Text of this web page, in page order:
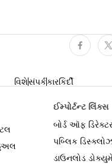
વિશેસંપર્કકારકિર્દી
ઈમ્પોર્ટન્ટ લિંક્સ
બોર્ડ ઑફ
પબ્લિક
ડાઉનલોડ